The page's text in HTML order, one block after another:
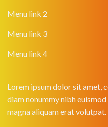
Menu link 2
Menu link 3
Menu link 4
Lorem ipsum dolor sit amet,
diam nonummy nibh
magna aliquam erat volutpat.